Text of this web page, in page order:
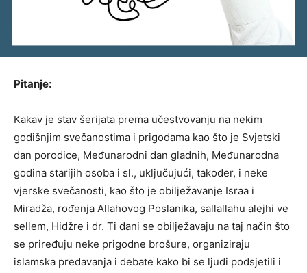
Pitanje:
Kakav je stav šerijata prema učestvovanju na nekim
godišnjim svečanostima i prigodama kao što je Svjetski
dan porodice, Međunarodni dan gladnih, Međunarodna
godina starijih osoba i sl., uključujući, također, i neke
vjerske svečanosti, kao što je obilježavanje Israa i
Miradža, rođenja Allahovog Poslanika, sallallahu alejhi ve
sellem, Hidžre i dr. Ti dani se obilježavaju na taj način što
se priređuju neke prigodne brošure, organiziraju
islamska predavanja i debate kako bi se ljudi podsjetili i